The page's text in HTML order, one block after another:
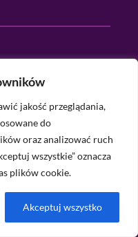
jakość przeglądania,
do
oraz analizować ruch
wszystkie” oznacza
plików cookie.
Akceptuj wszystko
tematyce urody,